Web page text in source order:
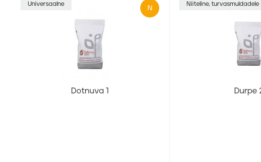
Universaalne
N
Dotnuva 1
Niiteline, turvasmuldadele
Durpe